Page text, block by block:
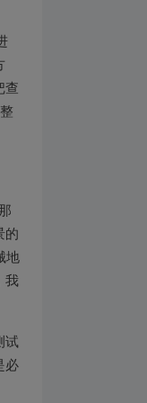
查
的
地
我
试
必